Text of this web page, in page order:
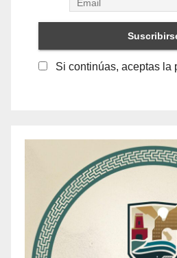
Si continúas, aceptas la